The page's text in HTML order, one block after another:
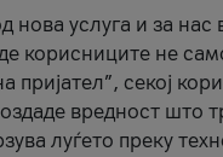
нова услуга и за
корисниците не
секој
вредност што
луѓето преку